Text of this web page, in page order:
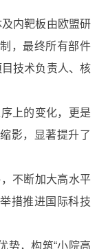
内靶板由欧盟研
，最终所有部件
技术负责人、核
上的变化，更是
影，显著提升了
不断加大高水平
措推进国际科技
，构筑“小院高